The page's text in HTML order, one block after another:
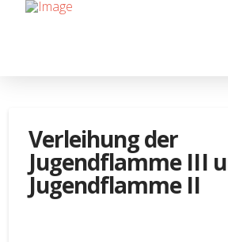
Verleihung der
Jugendflamme III
Jugendflamme II